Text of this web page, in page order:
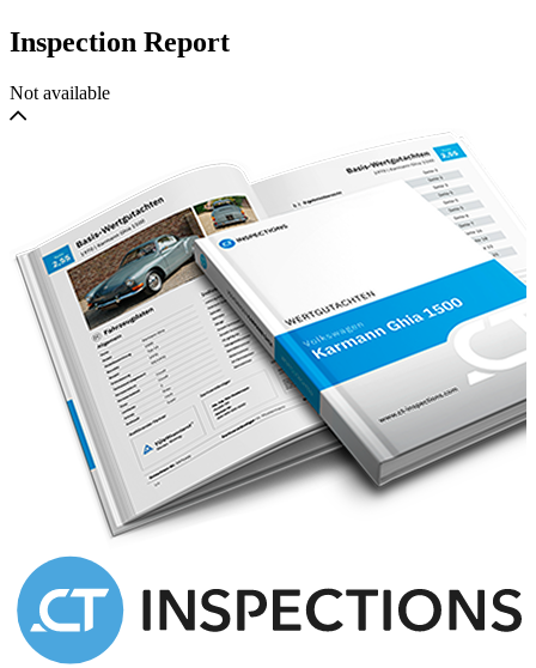
years by renowned craftsmen specialized in this model.
The light blue color combined with the blue leather interior is very
distinctive and lends great personality to an already impressive car.
Borrani spoked wheels mounted on Pirelli P400 tires frame this
The recently completed restoration only requires a final tune-up
before the registration, should the car remain in Italy. We are
currently awaiting Maserati Classiche certification to confirm the
quality of the work performed.
The car can be inspected by appointment in Bologna.
Further details on www.gulblue.it
Inspection Report
Not available